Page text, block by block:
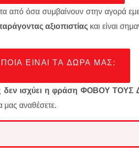
από όσα συμβαίνουν στην αγορά
αξιοπιστίας και είναι
ΠΟΙΑ ΕΙΝΑΙ ΤΑ ΔΩΡΑ ΜΑΣ:
δεν ισχύει η φράση ΦΟΒΟΥ
αναθέσετε.